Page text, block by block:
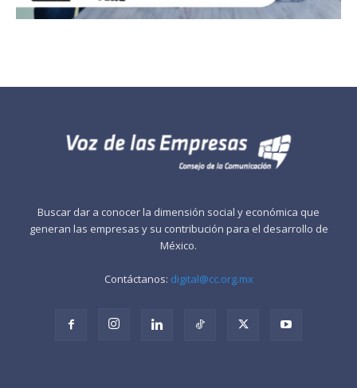
Buscar dar a conocer la dimensión social y económica que
generan las empresas y su contribución para el desarrollo de
México.
Contáctanos: digital@cc.org.mx